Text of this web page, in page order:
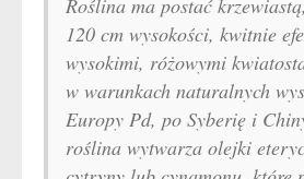
Roślina ma postać
120 cm wysokości, kwitnie
wysokimi, różowymi
w warunkach naturalnych
Europy Pd, po Syberię i
roślina wytwarza olejki